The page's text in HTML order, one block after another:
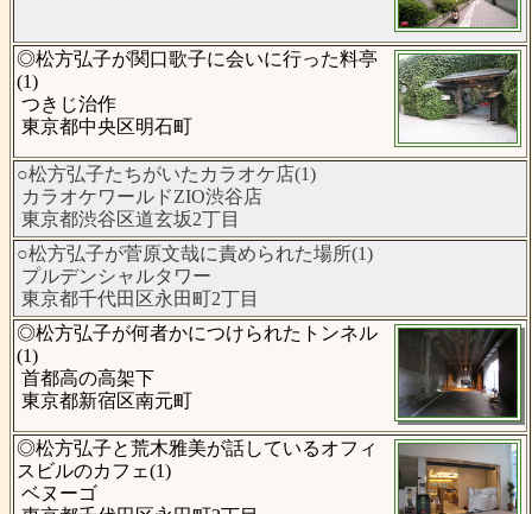
◎松方弘子が関口歌子に会いに行った料亭
(1)
つきじ治作
東京都中央区明石町
○松方弘子たちがいたカラオケ店(1)
カラオケワールドZIO渋谷店
東京都渋谷区道玄坂2丁目
○松方弘子が菅原文哉に責められた場所(1)
プルデンシャルタワー
東京都千代田区永田町2丁目
◎松方弘子が何者かにつけられたトンネル
(1)
首都高の高架下
東京都新宿区南元町
◎松方弘子と荒木雅美が話しているオフィ
スビルのカフェ(1)
ベヌーゴ